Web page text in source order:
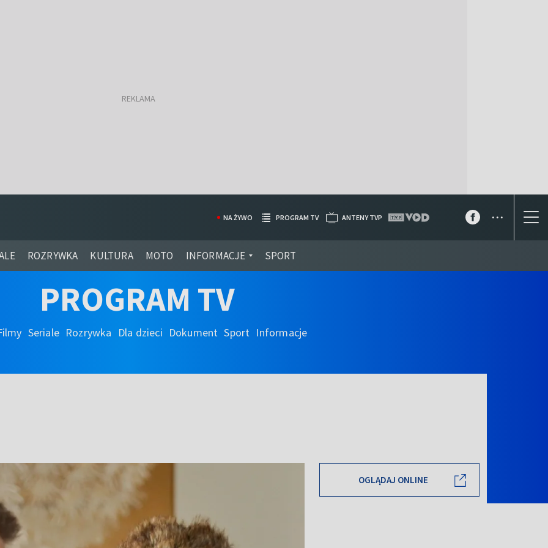
ROZRYWKA KULTURA MOTO INFORMACJE SPORT
NA ŻYWO PROGRAM TV ANTENY TVP ...
PROGRAM TV
Seriale Rozrywka Dla dzieci Dokument Sport Informacje
OGLĄDAJ ONLINE